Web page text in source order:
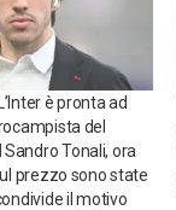
è pronta ad
del
Tonali, ora
prezzo sono state
il motivo